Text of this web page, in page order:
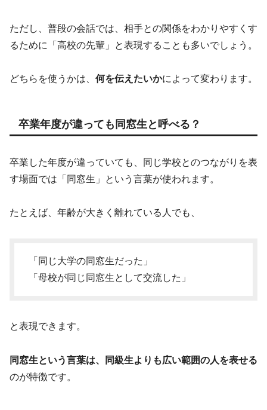
ただし、普段の会話では、相手との関係をわかりやすくす
るために「高校の先輩」と表現することも多いでしょう。
どちらを使うかは、 何を伝えたいかによって変わります。
卒業年度が違っても同窓生と呼べる？
卒業した年度が違っていても、同じ学校とのつながりを表
す場面では「同窓生」という言葉が使われます。
たとえば、年齢が大きく離れている人でも、
「同じ大学の同窓生だった」
「母校が同じ同窓生として交流した」
と表現できます。
同窓生という言葉は、同級生よりも広い範囲の人を表せる
のが特徴です。